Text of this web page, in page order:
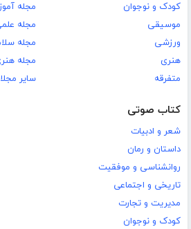
کودک و نوجوان
موسیقی
ورزشی
هنری
متفرقه
مجله
مجله
مجله
مجله
سایر
کتاب صوتی
شعر و ادبیات
داستان و رمان
روانشناسی و موفقیت
تاریخی و اجتماعی
مدیریت و تجارت
کودک و نوجوان